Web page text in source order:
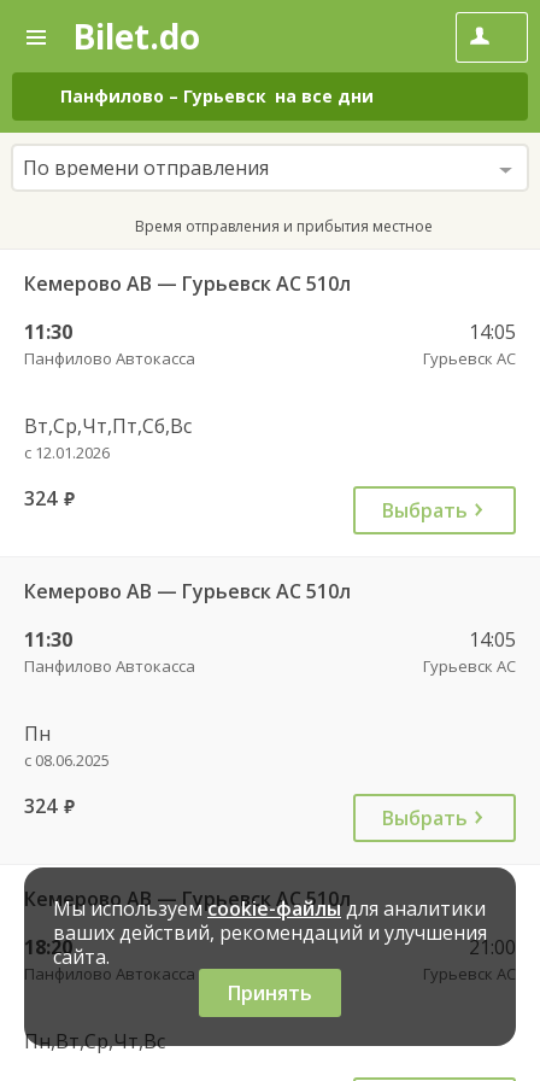
—
Поиск
и
покупка
билетов
на
автобус
онлайн
Bilet.do
Панфилово – Гурьевск на все дни
По времени отправления
Время отправления и прибытия местное
Кемерово АВ — Гурьевск АС 510л
11:30
Панфилово Автокасса
14:05
Гурьевск АС
Вт,Ср,Чт,Пт,Сб,Вс
с 12.01.2026
324 руб. Выбрать
Кемерово АВ — Гурьевск АС 510л
11:30
Панфилово Автокасса
14:05
Гурьевск АС
Пн
с 08.06.2025
324 руб. Выбрать
Кемерово АВ — Гурьевск АС 510л
18:20
Панфилово Автокасса
21:00
Гурьевск АС
Пн,Вт,Ср,Чт,Вс
Мы используемcookie-файлыдля аналитики
ваших действий, рекомендаций и улучшения
сайта.
Принять